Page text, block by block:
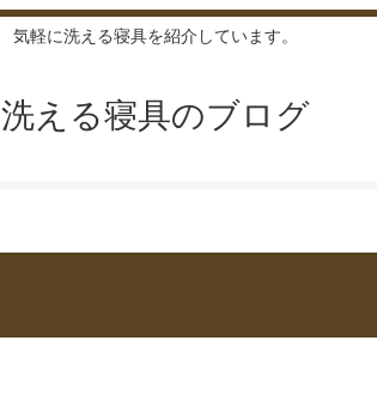
気軽に洗える寝具を紹介しています。
洗える寝具のブログ